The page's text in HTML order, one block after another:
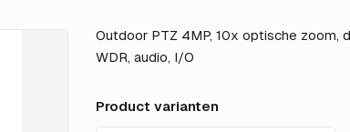
Outdoor PTZ 4MP, 10x optische zoom,
WDR, audio, I/O
Product varianten